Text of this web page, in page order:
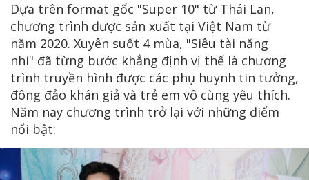
Dựa trên format gốc "Super 10" từ Thái Lan,
chương trình được sản xuất tại Việt Nam từ
năm 2020. Xuyên suốt 4 mùa, "Siêu tài năng
nhí" đã từng bước khẳng định vị thế là chương
trình truyền hình được các phụ huynh tin tưởng,
đông đảo khán giả và trẻ em vô cùng yêu thích.
Năm nay chương trình trở lại với những điểm
nổi bật: